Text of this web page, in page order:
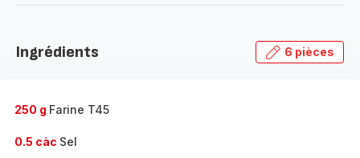
Ingrédients 6 pièces
250 g Farine T45
0.5 càc Sel